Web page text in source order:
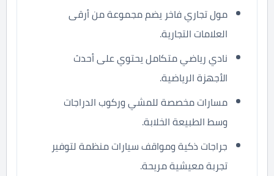
مول تجاري فاخر يضم مجموعة من أرقى
العلامات التجارية.
نادي رياضي متكامل يحتوي على أحدث
الأجهزة الرياضية.
مسارات مخصصة للمشي وركوب الدراجات
وسط الطبيعة الخلابة.
جراجات ذكية ومواقف سيارات منظمة لتوفير
تجربة معيشية مريحة.